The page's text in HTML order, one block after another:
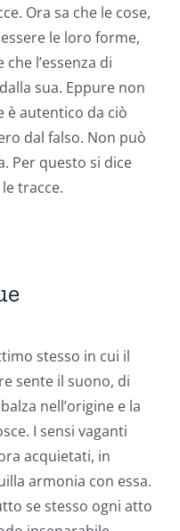
Ora sa che le cose,
le loro forme,
l’essenza di
sua. Eppure non
è autentico da ciò
dal falso. Non può
Per questo si dice
tracce.
stesso in cui il
sente il suono, di
nell’origine e la
I sensi vaganti
acquietati, in
armonia con essa.
se stesso ogni atto